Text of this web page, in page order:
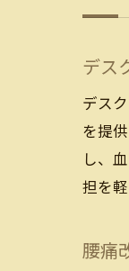
デス
デス
を提
し、
担を
腰痛